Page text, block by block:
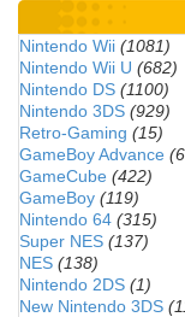
Nintendo Wii (1081)
Nintendo Wii U (682)
Nintendo DS (1100)
Nintendo 3DS (929)
Retro-Gaming (15)
GameBoy Advance
GameCube (422)
GameBoy (119)
Nintendo 64 (315)
Super NES (137)
NES (138)
Nintendo 2DS (1)
New Nintendo 3DS